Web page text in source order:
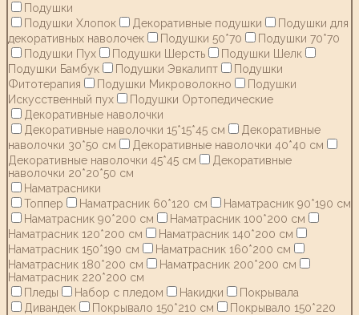
Подушки
Подушки Хлопок
Декоративные подушки
Подушки для
декоративных наволочек
Подушки 50*70
Подушки 70*70
Подушки Пух
Подушки Шерсть
Подушки Шелк
Подушки Бамбук
Подушки Эвкалипт
Подушки
Фитотерапия
Подушки Микроволокно
Подушки
Искусственный пух
Подушки Ортопедические
Декоративные наволочки
Декоративные наволочки 15*15*45 см
Декоративные
наволочки 30*50 см
Декоративные наволочки 40*40 см
Декоративные наволочки 45*45 см
Декоративные
наволочки 20*20*50 см
Наматрасники
Топпер
Наматрасник 60*120 см
Наматрасник 90*190 см
Наматрасник 90*200 см
Наматрасник 100*200 см
Наматрасник 120*200 см
Наматрасник 140*200 см
Наматрасник 150*190 см
Наматрасник 160*200 см
Наматрасник 180*200 см
Наматрасник 200*200 см
Наматрасник 220*200 см
Пледы
Набор с пледом Накидки
Покрывала
Дивандек
Покрывало 150*210 см
Покрывало 150*220